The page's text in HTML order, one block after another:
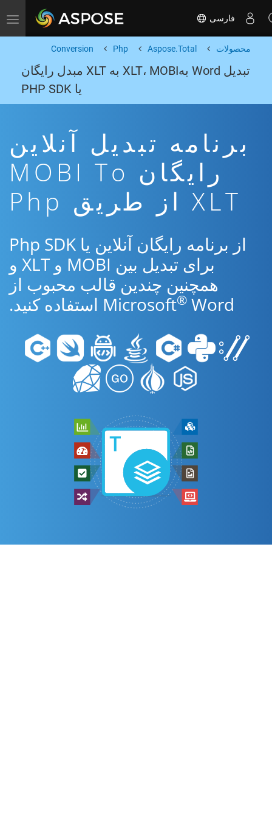
Toggle navigation فارسی
محصولات Aspose.Total
Php
Conversion
تبدیل Word بهXLT، MOBI به XLT مبدل رایگان
یا PHP SDK
برنامه تبدیل آنلاین
رایگان MOBI To
XLT از طریق Php
از برنامه رایگان آنلاین یا Php SDK
برای تبدیل بین MOBI و XLT و
همچنین چندین قالب محبوب از
Microsoft® Word استفاده کنید.